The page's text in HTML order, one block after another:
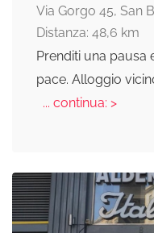
Via Gorgo 45, San
Distanza: 48,6 km
Prenditi una pausa
pace. Alloggio
... continua: >